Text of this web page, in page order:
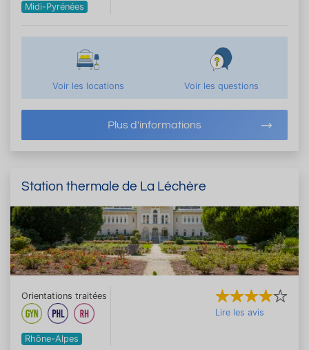
Midi-Pyrénées
Voir les locations Voir les questions
Plus d'informations
Station thermale de La Léchère
Orientations traitées
Rhône-Alpes
Lire les avis